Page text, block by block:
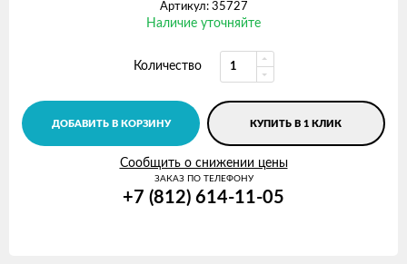
Артикул: 35727
Наличие уточняйте
Количество
ДОБАВИТЬ В КОРЗИНУ КУПИТЬ В 1 КЛИК
Сообщить о снижении цены
ЗАКАЗ ПО ТЕЛЕФОНУ
+7 (812) 614-11-05